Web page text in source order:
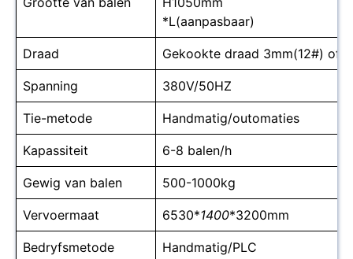
*L(aanpasbaar)
Draad Gekookte draad 3mm(12#) of
Spanning 380V/50HZ
Tie-metode Handmatig/outomaties
Kapassiteit 6-8 balen/h
Gewig van balen 500-1000kg
Vervoermaat 6530*1400*3200mm
Bedryfsmetode Handmatig/PLC